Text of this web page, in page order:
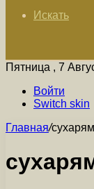
Искать
Пятница , 7
Войти
Switch skin
Главная/